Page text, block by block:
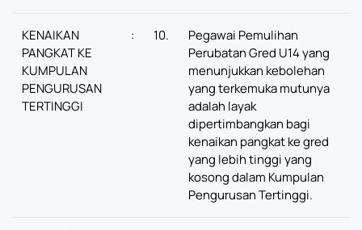
KENAIKAN
PANGKAT KE
KUMPULAN
PENGURUSAN
TERTINGGI
: 10.
Pegawai Pemulihan
Perubatan Gred U14 yang
menunjukkan kebolehan
yang terkemuka mutunya
adalah layak
dipertimbangkan bagi
kenaikan pangkat ke gred
yang lebih tinggi yang
kosong dalam Kumpulan
Pengurusan Tertinggi.